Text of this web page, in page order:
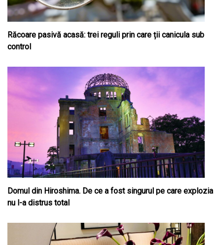
Răcoare pasivă acasă: trei reguli prin care ții canicula sub
control
Domul din Hiroshima. De ce a fost singurul pe care explozia
nu l-a distrus total